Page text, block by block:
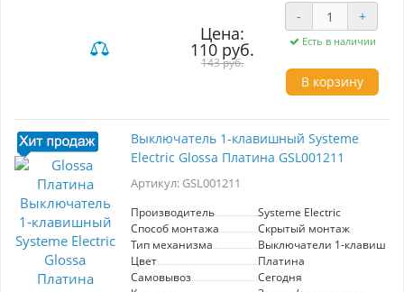
Изготовлена в стильном платиновом цвете,
который легко вписывается в любой интерьер.
Преимущества: высокая прочность,
современный дизайн и легкость монтажа.
Подходит для создания аккуратных и
функциональных электрических решений.
Цена:
110 руб.
143 руб.
- +
Есть в наличии
В корзину
Выключатель 1-клавишный Systeme
Electric Glossa Платина GSL001211
Артикул: GSL001211
Производитель
Systeme Electric
Способ монтажа
Скрытый монтаж
Тип механизма
Выключатели 1-
Цвет
Платина
Самовывоз
Сегодня